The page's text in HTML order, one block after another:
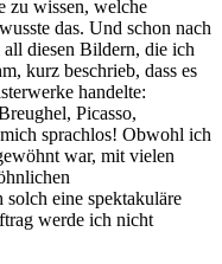
zu wissen, welche
das. Und schon nach
diesen Bildern, die ich
kurz beschrieb, dass es
handelte:
Picasso,
sprachlos! Obwohl ich
war, mit vielen
eine spektakuläre
werde ich nicht